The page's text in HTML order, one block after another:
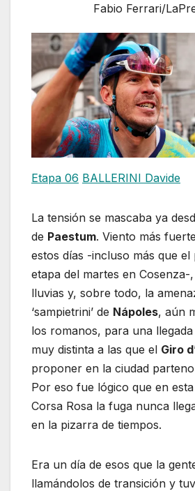
Fabio Ferrari/
Etapa 06 BALLERINI Davide
La tensión se mascaba ya
de Paestum. Viento más
estos días -incluso más que
etapa del martes en Cosenza-
lluvias y, sobre todo, la
‘sampietrini’ de Nápoles, aún
los romanos, para una
muy distinta a las que el Giro
proponer en la ciudad
Por eso fue lógico que en esta
Corsa Rosa la fuga nunca
en la pizarra de tiempos.
Era un día de esos que la
llamándolos de transición y